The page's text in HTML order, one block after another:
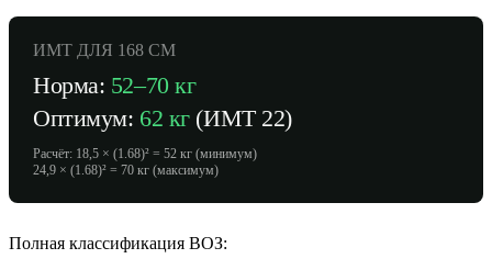
ИМТ ДЛЯ 168 СМ
Норма: 52–70кг
Оптимум: 62 кг(ИМТ 22)
Расчёт: 18,5 × (1.68)² = 52 кг (минимум)
24,9 × (1.68)² = 70 кг (максимум)
Полная классификация ВОЗ: